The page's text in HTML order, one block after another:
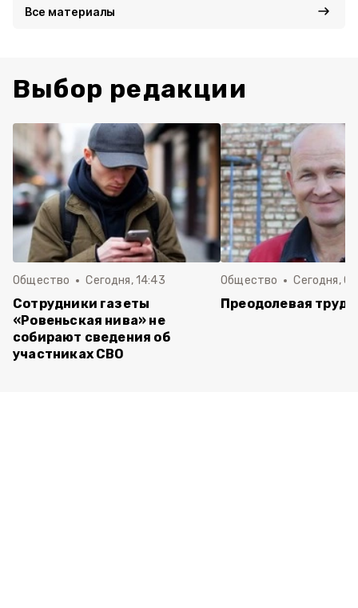
Все материалы
Выбор редакции
Общество Сегодня, 14:43
Сотрудники газеты
«Ровеньская нива» не
собирают сведения об
участниках СВО
Общество Сегодня,
Преодолевая